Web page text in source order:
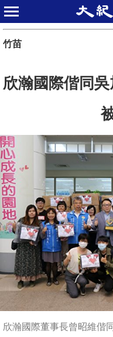
竹苗
欣瀚國際偕同
欣瀚國際董事長曾昭維偕